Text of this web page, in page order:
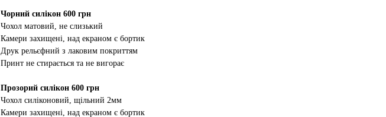
Чорний силікон 600 грн
Чохол матовий, не слизький
Камери захищені, над екраном є бортик
Друк рельєфний з лаковим покриттям
Принт не стирається та не вигорає
Прозорий силікон 600 грн
Чохол силіконовий, щільний 2мм
Камери захищені, над екраном є бортик